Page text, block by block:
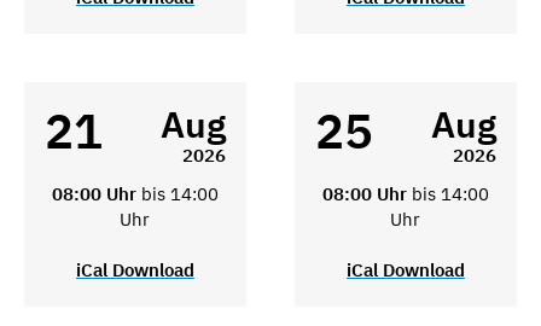
21 Aug
2026
08:00 Uhr bis 14:00
Uhr
iCal Download
25 Aug
2026
08:00 Uhr bis 14:00
Uhr
iCal Download